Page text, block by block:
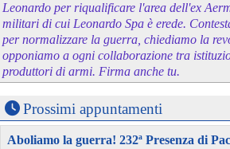
Leonardo per riqualificare l'area dell'ex
militari di cui Leonardo Spa è erede.
per normalizzare la guerra, chiediamo la
opponiamo a ogni collaborazione tra
produttori di armi. Firma anche tu.
Prossimi appuntamenti
Aboliamo la guerra! 232ª Presenza di